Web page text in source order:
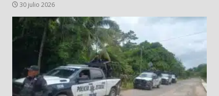
30 julio 2026